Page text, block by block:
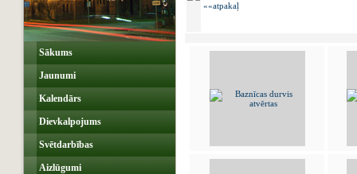
Sākums
Jaunumi
Kalendārs
Dievkalpojums
Svētdarbības
Aizlūgumi
««atpakaļ